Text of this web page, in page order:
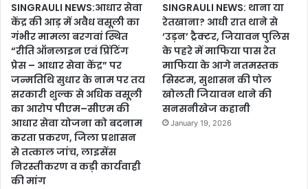
SINGRAULI NEWS:आधार सेवा
केंद्र की आड़ में अवैध वसूली का
गंभीर मामला बरगवां स्थित
“रीति ऑनलाइन एवं प्रिंटिंग
प्रेस – आधार सेवा केंद्र” पर
जन्मतिथि सुधार के नाम पर तय
सरकारी शुल्क से अधिक वसूली
का आरोप पीएम–सीएम की
आधार सेवा योजना को बदनाम
करता प्रकरण, जिला प्रशासन
से तत्काल जांच, लाइसेंस
निरस्तीकरण व कड़ी कार्यवाही
की मांग
SINGRAULI NEWS: थाना या
रेतखाना? आधी रात थाने से
‘उड़न’ ट्रैक्टर, जियावन पुलिस
के पहरे में माफिया पास रेत
माफिया के आगे नतमस्तक
सिस्टम, सुशासन की पोल
खोलती जियावन थाने की
सनसनीखेज कहानी
January 19, 2026